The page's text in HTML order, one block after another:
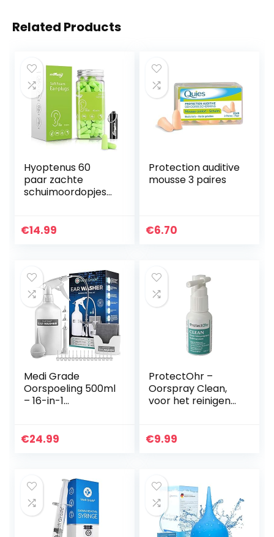
Related Products
Hyoptenus 60
paar zachte
schuimoordopjes
SNR,
€14.99
Protection auditive
mousse 3 paires
€6.70
Medi Grade
Oorspoeling 500ml
– 16-in-1
Verwijderen van
€24.99
ProtectOhr –
Oorspray Clean,
voor het reinigen
vorming van
€9.99